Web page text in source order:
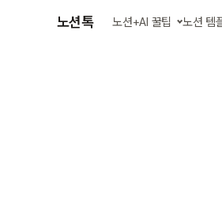
노션톡 노션+AI 꿀팁 노션 템